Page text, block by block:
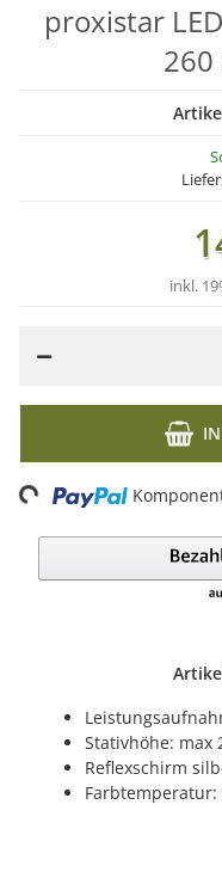
Stativhöhe: max
Reflexschirm
Farbtemperatur:
proxistar
260
inkl.
Loading...